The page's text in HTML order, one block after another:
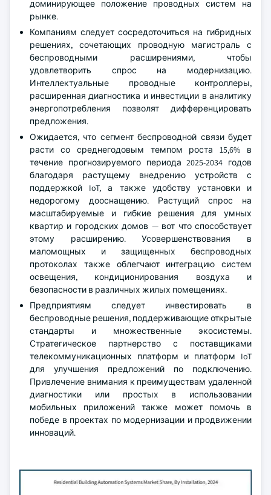
доминирующее положение проводных систем на
рынке.
Компаниям следует сосредоточиться на гибридных
решениях, сочетающих проводную магистраль с
беспроводными расширениями, чтобы
удовлетворить спрос на модернизацию.
Интеллектуальные проводные контроллеры,
расширенная диагностика и инвестиции в аналитику
энергопотребления позволят дифференцировать
предложения.
Ожидается, что сегмент беспроводной связи будет
расти со среднегодовым темпом роста 15,6% в
течение прогнозируемого периода 2025-2034 годов
благодаря растущему внедрению устройств с
поддержкой IoT, а также удобству установки и
недорогому дооснащению. Растущий спрос на
масштабируемые и гибкие решения для умных
квартир и городских домов — вот что способствует
этому расширению. Усовершенствования в
маломощных и защищенных беспроводных
протоколах также облегчают интеграцию систем
освещения, кондиционирования воздуха и
безопасности в различных жилых помещениях.
Предприятиям следует инвестировать в
беспроводные решения, поддерживающие открытые
стандарты и множественные экосистемы.
Стратегическое партнерство с поставщиками
телекоммуникационных платформ и платформ IoT
для улучшения предложений по подключению.
Привлечение внимания к преимуществам удаленной
диагностики или простых в использовании
мобильных приложений также может помочь в
победе в проектах по модернизации и продвижении
инноваций.